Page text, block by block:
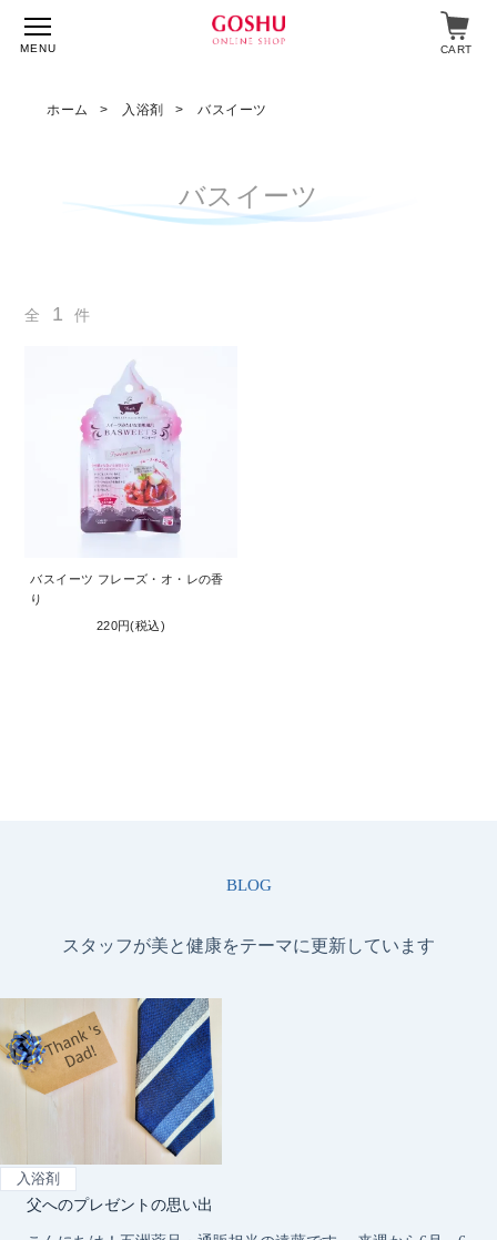
スキンケア
マイページ
ショップガイド
ギフト対応について
MENU CART
ホーム 入浴剤 バスイーツ
バスイーツ
全 1 件
バスイーツ フレーズ・オ・レの香
り
220円(税込)